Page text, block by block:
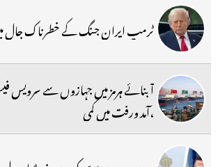
ٹرمپ ایران جنگ کے خطرناک جال
آبنائے ہرمز میں جہازوں سے سرویس
،آمد ورفت میں کمی